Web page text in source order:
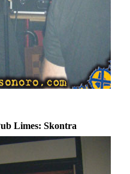
Limes: Skontra